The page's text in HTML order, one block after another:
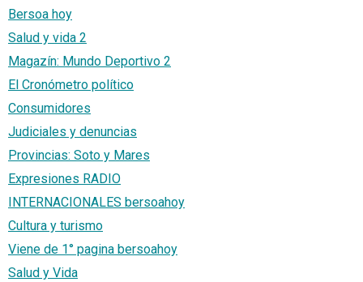
Bersoa hoy
Salud y vida 2
Magazín: Mundo Deportivo 2
El Cronómetro político
Consumidores
Judiciales y denuncias
Provincias: Soto y Mares
Expresiones RADIO
INTERNACIONALES bersoahoy
Cultura y turismo
Viene de 1° pagina bersoahoy
Salud y Vida